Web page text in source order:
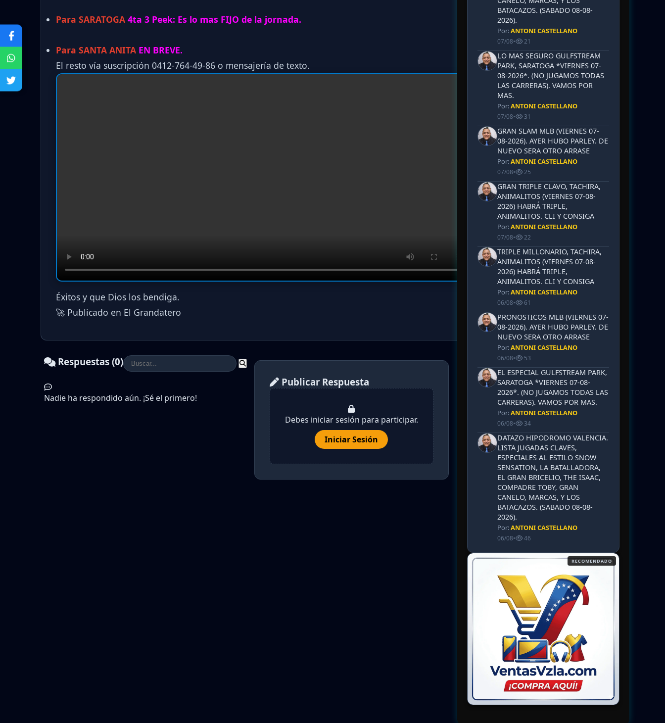
Para SARATOGA 4ta 3 Peek: Es lo mas FIJO de la jornada.
Para SANTA ANITA EN BREVE.
El resto vía suscripción 0412-764-49-86 o mensajería de texto.
Éxitos y que Dios los bendiga.
🚀 Publicado en El Grandatero
Respuestas (0)
Nadie ha respondido aún. ¡Sé el primero!
Publicar Respuesta
Debes iniciar sesión para participar.
Iniciar Sesión
BATACAZOS. (SABADO 08-08-
2026).
Por:ANTONI CASTELLANO
07/08• 21
LO MAS SEGURO GULFSTREAM
PARK, SARATOGA *VIERNES 07-
08-2026*. (NO JUGAMOS TODAS
LAS CARRERAS). VAMOS POR
MAS.
Por:ANTONI CASTELLANO
07/08• 31
GRAN SLAM MLB (VIERNES 07-
08-2026). AYER HUBO PARLEY. DE
NUEVO SERA OTRO ARRASE
Por:ANTONI CASTELLANO
07/08• 25
GRAN TRIPLE CLAVO, TACHIRA,
ANIMALITOS (VIERNES 07-08-
2026) HABRÁ TRIPLE,
ANIMALITOS. CLI Y CONSIGA
Por:ANTONI CASTELLANO
07/08• 22
TRIPLE MILLONARIO, TACHIRA,
ANIMALITOS (VIERNES 07-08-
2026) HABRÁ TRIPLE,
ANIMALITOS. CLI Y CONSIGA
Por:ANTONI CASTELLANO
06/08• 61
PRONOSTICOS MLB (VIERNES 07-
08-2026). AYER HUBO PARLEY. DE
NUEVO SERA OTRO ARRASE
Por:ANTONI CASTELLANO
06/08• 53
EL ESPECIAL GULFSTREAM PARK,
SARATOGA *VIERNES 07-08-
2026*. (NO JUGAMOS TODAS LAS
CARRERAS). VAMOS POR MAS.
Por:ANTONI CASTELLANO
06/08• 34
DATAZO HIPODROMO VALENCIA.
LISTA JUGADAS CLAVES,
ESPECIALES AL ESTILO SNOW
SENSATION, LA BATALLADORA,
EL GRAN BRICELIO, THE ISAAC,
COMPADRE TOBY, GRAN
CANELO, MARCAS, Y LOS
BATACAZOS. (SABADO 08-08-
2026).
Por:ANTONI CASTELLANO
06/08• 46
RECOMENDADO